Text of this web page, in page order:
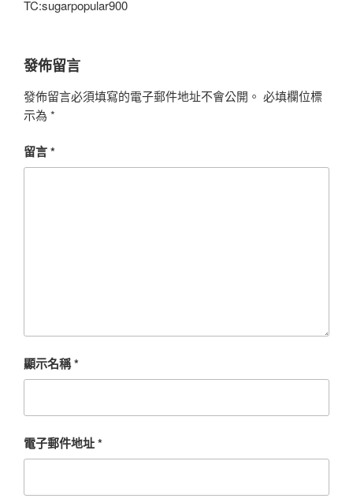
TC:sugarpopular900
發佈留言
發佈留言必須填寫的電子郵件地址不會公開。 必填欄位標
示為 *
留言*
顯示名稱*
電子郵件地址*